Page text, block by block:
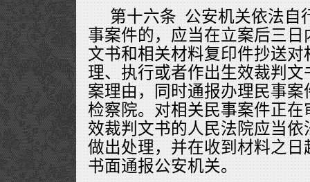
第十六条 公安机关依法自
事案件的，应当在立案后三
文书和相关材料复印件抄送
理、执行或者作出生效裁判
案理由，同时通报办理民事
检察院。对相关民事案件正
效裁判文书的人民法院应当
做出处理，并在收到材料之
书面通报公安机关。